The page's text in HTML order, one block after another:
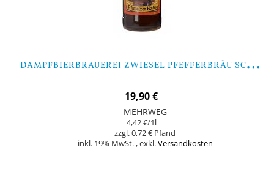
D
AMPFBIERBRAUEREI ZWIESEL PFEFFERBRÄU SCHMELZER HOIBE - 9 FLASCHEN
19,90 €
MEHRWEG
4,42 €/1l
0,72 €
inkl. 19% MwSt. ,exkl.Versandkosten